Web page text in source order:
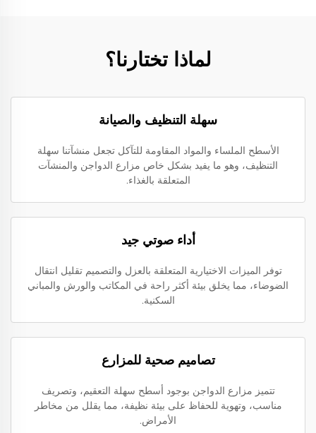
لماذا تختارنا؟
سهلة التنظيف والصيانة
الأسطح الملساء والمواد المقاومة للتآكل تجعل منشآتنا سهلة
التنظيف، وهو ما يفيد بشكل خاص مزارع الدواجن والمنشآت
المتعلقة بالغذاء.
أداء صوتي جيد
توفر الميزات الاختيارية المتعلقة بالعزل والتصميم تقليل انتقال
الضوضاء، مما يخلق بيئة أكثر راحة في المكاتب والورش والمباني
السكنية.
تصاميم صحية للمزارع
تتميز مزارع الدواجن بوجود أسطح سهلة التعقيم، وتصريف
مناسب، وتهوية للحفاظ على بيئة نظيفة، مما يقلل من مخاطر
الأمراض.